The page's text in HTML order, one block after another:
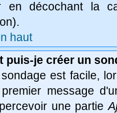
en décochant la
haut
puis-je créer un
est facile,
message
une partie